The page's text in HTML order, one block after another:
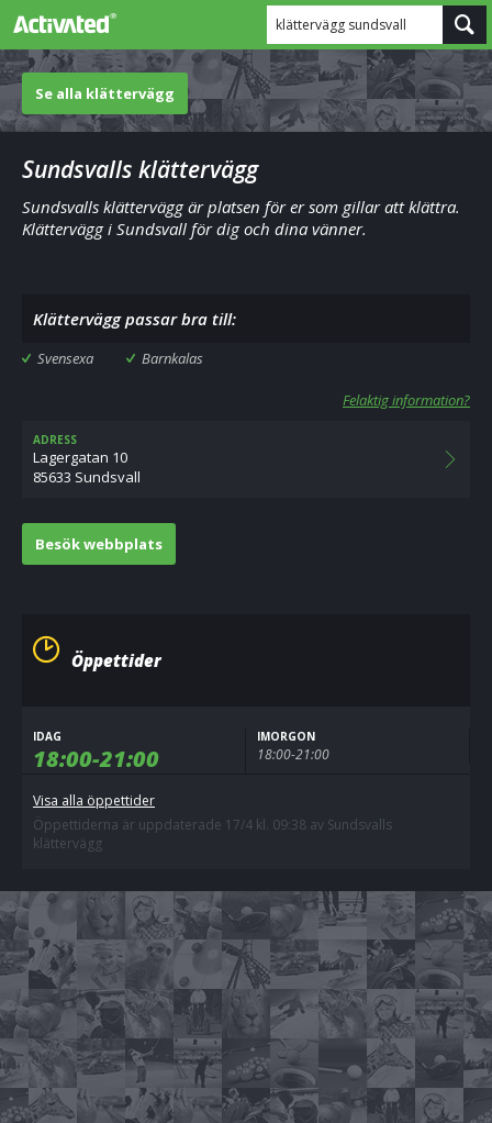
klättervägg sundsvall
Se alla klättervägg
Sundsvalls klättervägg
Sundsvalls klättervägg är platsen för er som gillar att klättra.
Klättervägg i Sundsvall för dig och dina vänner.
Klättervägg passar bra till:
Svensexa Barnkalas
Felaktig information?
ADRESS
Lagergatan 10
85633 Sundsvall
Besök webbplats
Öppettider
IDAG
18:00-21:00
IMORGON
18:00-21:00
Visa alla öppettider
Öppettiderna är uppdaterade 17/4 kl. 09:38 av Sundsvalls
klättervägg